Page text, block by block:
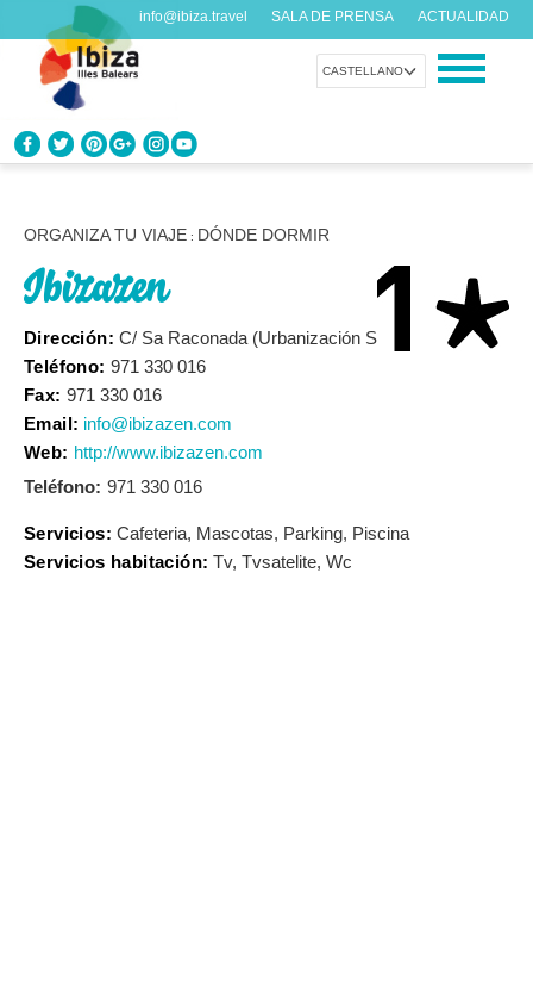
CASTELLANO
info@ibiza.travel SALA DE PRENSA ACTUALIDAD
DISFRUTA IBIZA
AGENDA
Cada día algo nuevo
ORGANIZA TU VIAJE
Datos prácticos antes de visitarnos
SOBRE EL MAPA
ORGANIZA TU VIAJE : DÓNDE DORMIR
Ibizazen
Dirección: C/ Sa Raconada (Urbanización Siesta)
Teléfono: 971 330 016
Fax: 971 330 016
Email: info@ibizazen.com
Web: http://www.ibizazen.com
Teléfono 971 330 016
Servicios: Cafeteria, Mascotas, Parking, Piscina
Servicios habitación: Tv, Tvsatelite, Wc